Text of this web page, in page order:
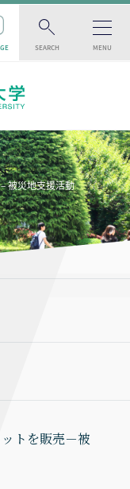
SEARCH MENU
被災地支援活動
トを販売－被